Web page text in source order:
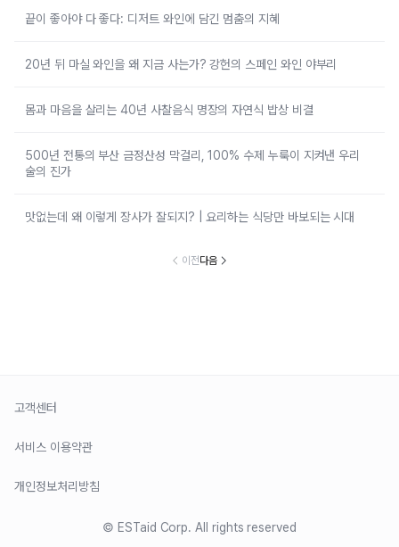
끝이 좋아야 다 좋다: 디저트 와인에 담긴 멈춤의 지혜
20년 뒤 마실 와인을 왜 지금 사는가? 강헌의 스페인 와인 야부리
몸과 마음을 살리는 40년 사찰음식 명장의 자연식 밥상 비결
500년 전통의 부산 금정산성 막걸리, 100% 수제 누룩이 지켜낸 우리
술의 진가
맛없는데 왜 이렇게 장사가 잘되지? | 요리하는 식당만 바보되는 시대
이전다음
고객센터
서비스 이용약관
개인정보처리방침
© ESTaid Corp. All rights reserved